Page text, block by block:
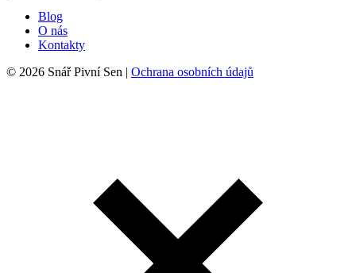
Blog
O nás
Kontakty
© 2026 Snář Pivní Sen | Ochrana osobních údajů